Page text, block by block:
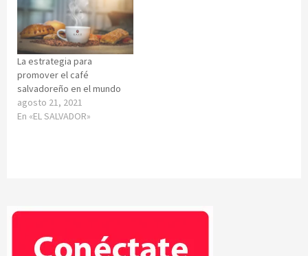
La estrategia para
promover el café
salvadoreño en el mundo
agosto 21, 2021
En «EL SALVADOR»